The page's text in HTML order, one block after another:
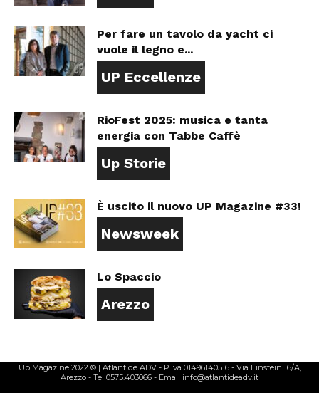
Per fare un tavolo da yacht ci
vuole il legno e...
UP Eccellenze
RioFest 2025: musica e tanta
energia con Tabbe Caffè
Up Storie
È uscito il nuovo UP Magazine #33!
Newsweek
Lo Spaccio
Arezzo
Up Magazine 2022 © | Atlantide ADV - P.Iva 01496140516 - Via Einstein 16/A,
Arezzo - Tel 0575.403066 - Email info@atlantideadv.it